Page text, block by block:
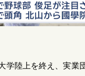
学陸上を終え、実業